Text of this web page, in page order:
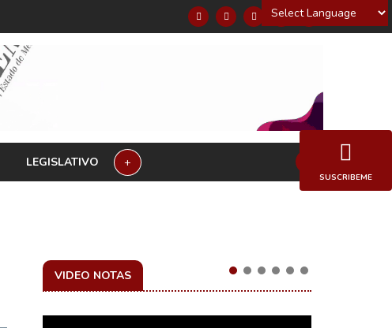
Powered by
LEGISLATIVO +
VIDEO NOTAS
SUSCRIBEME